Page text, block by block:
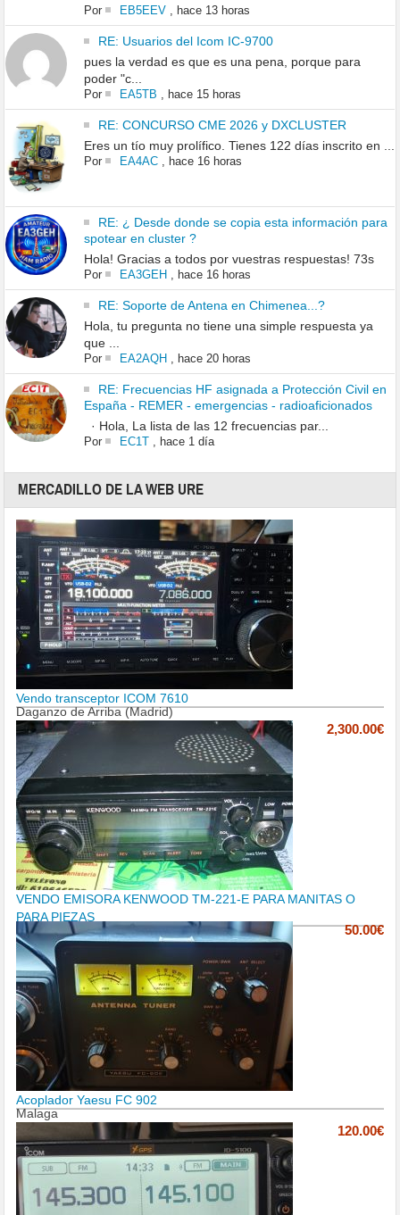
Por EB5EEV, hace 13 horas
RE: Usuarios del Icom IC-9700
pues la verdad es que es una pena, porque para
poder "c...
Por EA5TB hace 15 horas
RE: CONCURSO CME 2026 y DXCLUSTER
Eres un tío muy prolífico. Tienes 122 días inscrito en ...
Por EA4AC, hace 16 horas
RE: ¿ Desde donde se copia esta información para
spotear en cluster ?
Hola! Gracias a todos por vuestras respuestas! 73s
Por EA3GEH, hace 16 horas
RE: Soporte de Antena en Chimenea...?
Hola, tu pregunta no tiene una simple respuesta ya
que ...
Por EA2AQH, hace 20 horas
RE: Frecuencias HF asignada a Protección Civil en
España - REMER - emergencias - radioaficionados
· Hola, La lista de las 12 frecuencias par...
Por EC1T, hace 1 día
MERCADILLO DE LA WEB URE
Vendo transceptor ICOM 7610
Daganzo de Arriba (Madrid)
2,300.00€
VENDO EMISORA KENWOOD TM-221-E PARA MANITAS O
PARA PIEZAS
50.00€
Acoplador Yaesu FC 902
Malaga
120.00€